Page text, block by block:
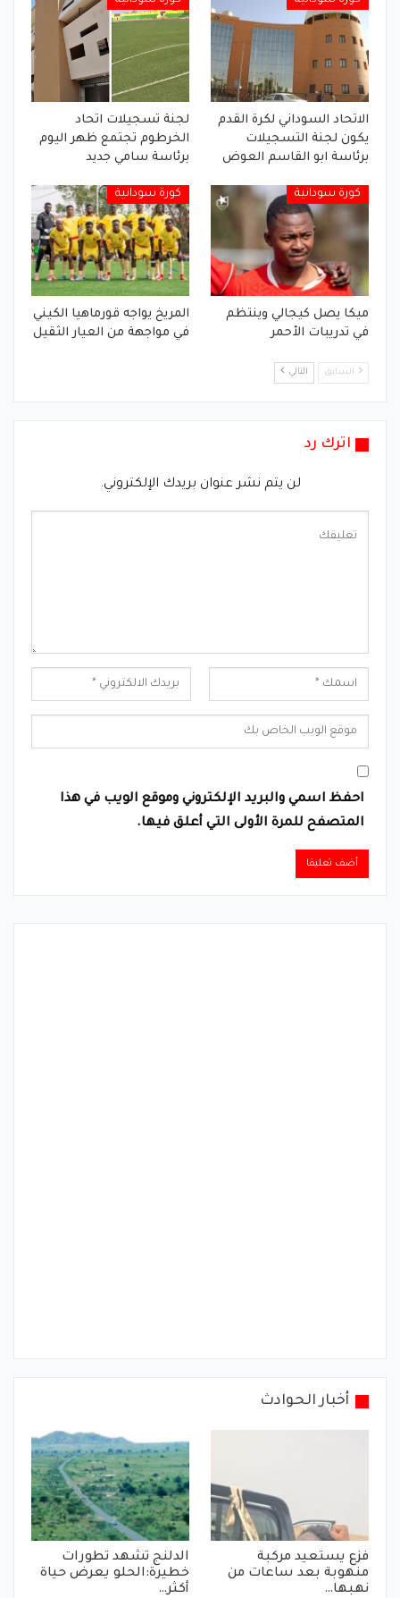
الاتحاد السوداني لكرة القدم
يكون لجنة التسجيلات
برئاسة ابو القاسم العوض
لجنة تسجيلات اتحاد
الخرطوم تجتمع ظهر اليوم
برئاسة سامي جديد
كورة سودانية
ميكا يصل كيجالي وينتظم
في تدريبات الأحمر
كورة سودانية
المريخ يواجه قورماهيا الكيني
في مواجهة من العيار الثقيل
السابق التالي
اترك رد
لن يتم نشر عنوان بريدك الإلكتروني.
احفظ اسمي والبريد الإلكتروني وموقع الويب في هذا
المتصفح للمرة الأولى التي أعلق فيها.
أخبار الحوادث
فزع يستعيد مركبة
منهوبة بعد ساعات من
نهبها…
الدلنج تشهد تطورات
خطيرة:الحلو يعرض حياة
أكثر…